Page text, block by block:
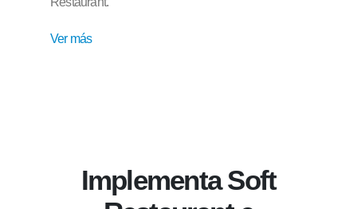
Ver más
Implementa Soft